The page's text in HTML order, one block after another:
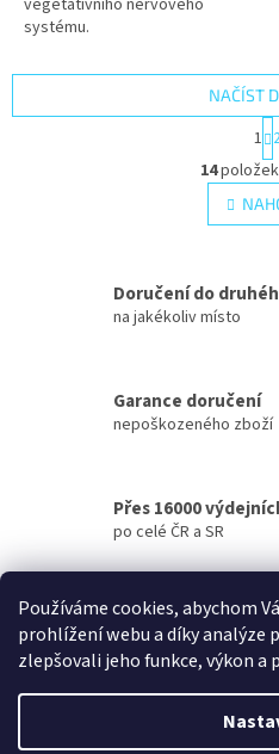
Používáme cookies, abychom
prohlížení webu a díky analýze
zlepšovali jeho funkce, výkon a
vegetativního nervového
systému.
O
v
l
á
c
y
p
i
u
NAČÍST
t
r
á
n
k
á
1
14
Doručení do
na jakékoliv místo
Garance doručení
nepoškozeného zboží
Přes 16000
po celé ČR a SR
Doprava zdarma
u vybraných produktů